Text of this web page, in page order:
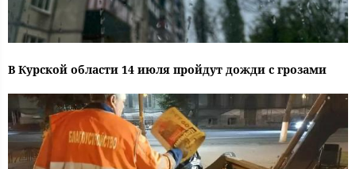
В Курской области 14 июля пройдут дожди с грозами